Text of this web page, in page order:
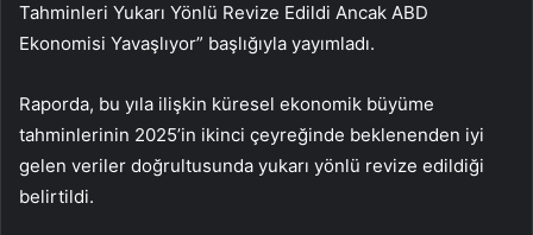
Tahminleri Yukarı Yönlü Revize Edildi Ancak ABD
Ekonomisi Yavaşlıyor” başlığıyla yayımladı.
Raporda, bu yıla ilişkin küresel ekonomik büyüme
tahminlerinin 2025’in ikinci çeyreğinde beklenenden iyi
gelen veriler doğrultusunda yukarı yönlü revize edildiği
belirtildi.